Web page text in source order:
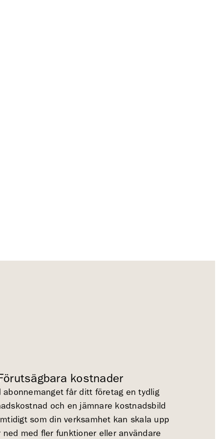
kostnader
abonnemanget får ditt företag en tydlig
och en jämnare kostnadsbild
som din verksamhet kan skala upp
ned med fler funktioner eller användare